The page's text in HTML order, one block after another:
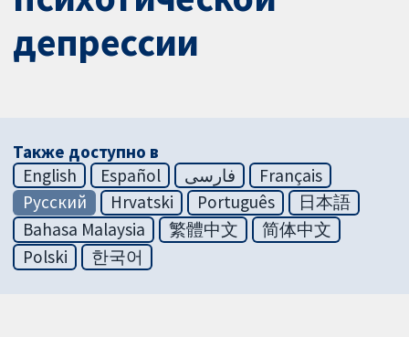
депрессии
Также доступно в
English
Español فارسی
Français
Русский
Hrvatski Português
日本語
Bahasa Malaysia
繁體中文
简体中文
Polski
한국어